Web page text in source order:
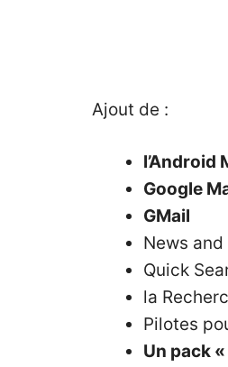
Ajout de :
l’Android
Google
GMail
News
Quick
la
Pilotes
Un pack